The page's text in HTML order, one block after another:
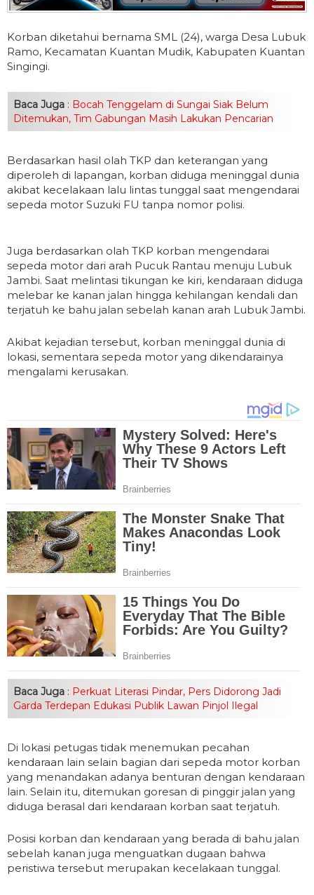
Korban diketahui bernama SML (24), warga Desa Lubuk
Ramo, Kecamatan Kuantan Mudik, Kabupaten Kuantan
Singingi.
Baca Juga : Bocah Tenggelam di Sungai Siak Belum
Ditemukan, Tim Gabungan Masih Lakukan Pencarian
Berdasarkan hasil olah TKP dan keterangan yang
diperoleh di lapangan, korban diduga meninggal dunia
akibat kecelakaan lalu lintas tunggal saat mengendarai
sepeda motor Suzuki FU tanpa nomor polisi.
Juga berdasarkan olah TKP korban mengendarai
sepeda motor dari arah Pucuk Rantau menuju Lubuk
Jambi. Saat melintasi tikungan ke kiri, kendaraan diduga
melebar ke kanan jalan hingga kehilangan kendali dan
terjatuh ke bahu jalan sebelah kanan arah Lubuk Jambi.
Akibat kejadian tersebut, korban meninggal dunia di
lokasi, sementara sepeda motor yang dikendarainya
mengalami kerusakan.
Baca Juga : Perkuat Literasi Pindar, Pers Didorong Jadi
Garda Terdepan Edukasi Publik Lawan Pinjol Ilegal
Di lokasi petugas tidak menemukan pecahan
kendaraan lain selain bagian dari sepeda motor korban
yang menandakan adanya benturan dengan kendaraan
lain. Selain itu, ditemukan goresan di pinggir jalan yang
diduga berasal dari kendaraan korban saat terjatuh.
Posisi korban dan kendaraan yang berada di bahu jalan
sebelah kanan juga menguatkan dugaan bahwa
peristiwa tersebut merupakan kecelakaan tunggal.